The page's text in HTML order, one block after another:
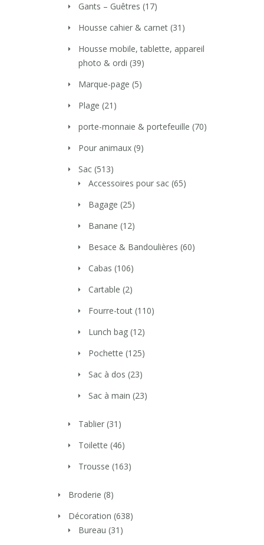
Gants – Guêtres (17)
Housse cahier & carnet (31)
Housse mobile, tablette, appareil
photo & ordi (39)
Marque-page (5)
Plage (21)
porte-monnaie & portefeuille (70)
Pour animaux (9)
Sac (513)
Accessoires pour sac (65)
Bagage (25)
Banane (12)
Besace & Bandoulières (60)
Cabas (106)
Cartable (2)
Fourre-tout (110)
Lunch bag (12)
Pochette (125)
Sac à dos (23)
Sac à main (23)
Tablier (31)
Toilette (46)
Trousse (163)
Broderie (8)
Décoration (638)
Bureau (31)